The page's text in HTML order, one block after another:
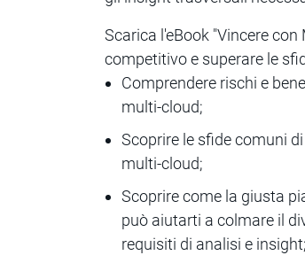
Scarica l'eBook "Vincere
competitivo e superare le
Comprendere rischi e
multi-cloud;
Scoprire le sfide comuni
multi-cloud;
Scoprire come la giusta
può aiutarti a colmare il
requisiti di analisi e insight;